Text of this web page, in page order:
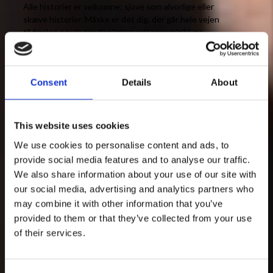
Consent Details About
This website uses cookies
We use cookies to personalise content and ads, to
provide social media features and to analyse our traffic.
We also share information about your use of our site with
our social media, advertising and analytics partners who
may combine it with other information that you’ve
provided to them or that they’ve collected from your use
of their services.
Alle historier er velkomne; sjove som alvorlige eller
skæve historier. Måske er det dig, der går hele vejen
til finalen og vinder den lækre rejsepræmie? Læs
mere om at blive fortæller
er det altså dig, der i fællesskab med juryen
Vidt forskellige historier fra vidt forskellige
mennesker er på tapetet, og du sender den
fortæller, du bedst kan lide, videre i konkurrencen.
Hvert StorySlams vinder ryger nemlig videre til
StorySlam GRAND SLAM, som finder sted hvert år i
december. Her skåler vi i bobler og kårer årets
bedste fortæller, som præmieres med en